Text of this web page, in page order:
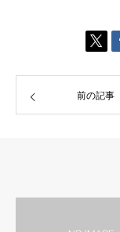
前の記事